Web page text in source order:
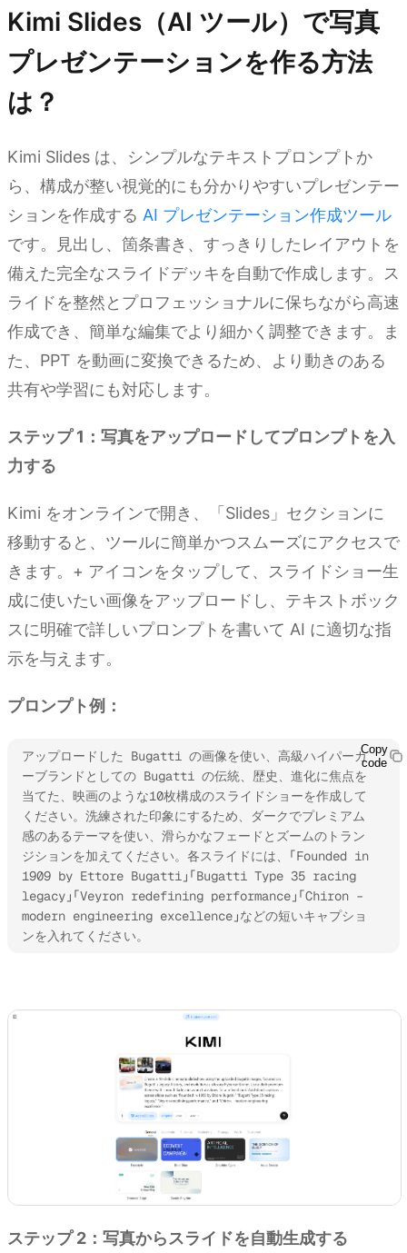
Kimi Slides（AI ツール）で写真
プレゼンテーションを作る方法
は？
Kimi Slides は、シンプルなテキストプロンプトか
ら、構成が整い視覚的にも分かりやすいプレゼンテー
ションを作成する AI プレゼンテーション作成ツール
です。見出し、箇条書き、すっきりしたレイアウトを
備えた完全なスライドデッキを自動で作成します。ス
ライドを整然とプロフェッショナルに保ちながら高速
作成でき、簡単な編集でより細かく調整できます。ま
た、PPT を動画に変換できるため、より動きのある
共有や学習にも対応します。
ステップ 1：写真をアップロードしてプロンプトを入
力する
Kimi をオンラインで開き、「Slides」セクションに
移動すると、ツールに簡単かつスムーズにアクセスで
きます。+ アイコンをタップして、スライドショー生
成に使いたい画像をアップロードし、テキストボック
スに明確で詳しいプロンプトを書いて AI に適切な指
示を与えます。
プロンプト例：
アップロードした Bugatti の画像を使い、高級ハイパーカ
ーブランドとしての Bugatti の伝統、歴史、進化に焦点を
当てた、映画のような10枚構成のスライドショーを作成して
ください。洗練された印象にするため、ダークでプレミアム
感のあるテーマを使い、滑らかなフェードとズームのトラン
ジションを加えてください。各スライドには、「Founded in
1909 by Ettore Bugatti」「Bugatti Type 35 racing
legacy」「Veyron redefining performance」「Chiron –
modern engineering excellence」などの短いキャプショ
ンを入れてください。
Copy
code
ステップ 2：写真からスライドを自動生成する